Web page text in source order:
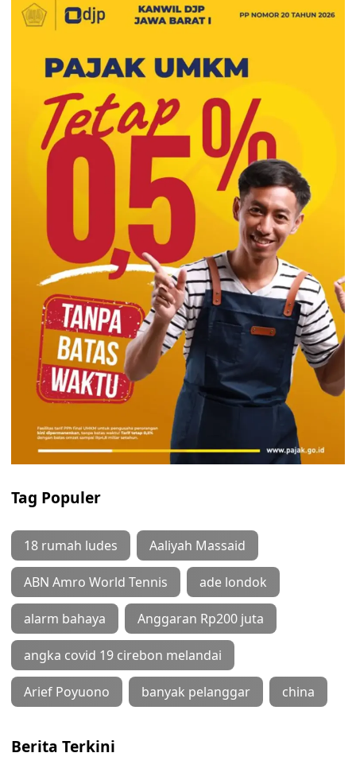
Tag Populer
18 rumah ludes Aaliyah Massaid
ABN Amro World Tennis ade londok
alarm bahaya Anggaran Rp200 juta
angka covid 19 cirebon melandai
Arief Poyuono banyak pelanggar china
Berita Terkini